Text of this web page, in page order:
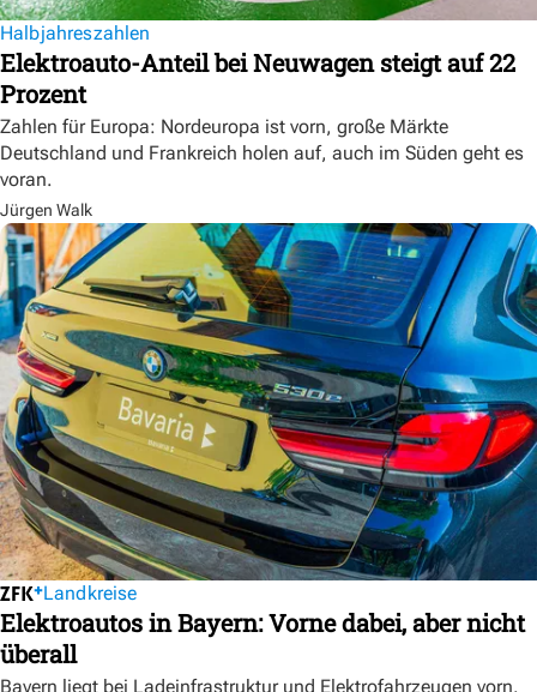
Halbjahreszahlen
Elektroauto-Anteil bei Neuwagen steigt auf 22
Prozent
Zahlen für Europa: Nordeuropa ist vorn, große Märkte
Deutschland und Frankreich holen auf, auch im Süden geht es
voran.
Jürgen Walk
Landkreise
Elektroautos in Bayern: Vorne dabei, aber nicht
überall
Bayern liegt bei Ladeinfrastruktur und Elektrofahrzeugen vorn.